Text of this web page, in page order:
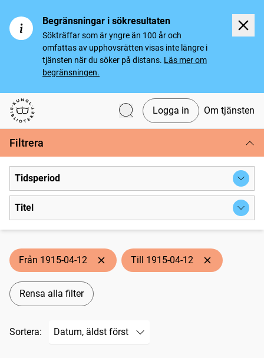
Begränsningar i sökresultaten
Sökträffar som är yngre än 100 år och
omfattas av upphovsrätten visas inte längre i
tjänsten när du söker på distans. Läs mer om
begränsningen.
Svenska tidningar
Logga in Om tjänsten
Filtrera
Tidsperiod
Titel
Från 1915-04-12 Till 1915-04-12
Rensa alla filter
Sortera: